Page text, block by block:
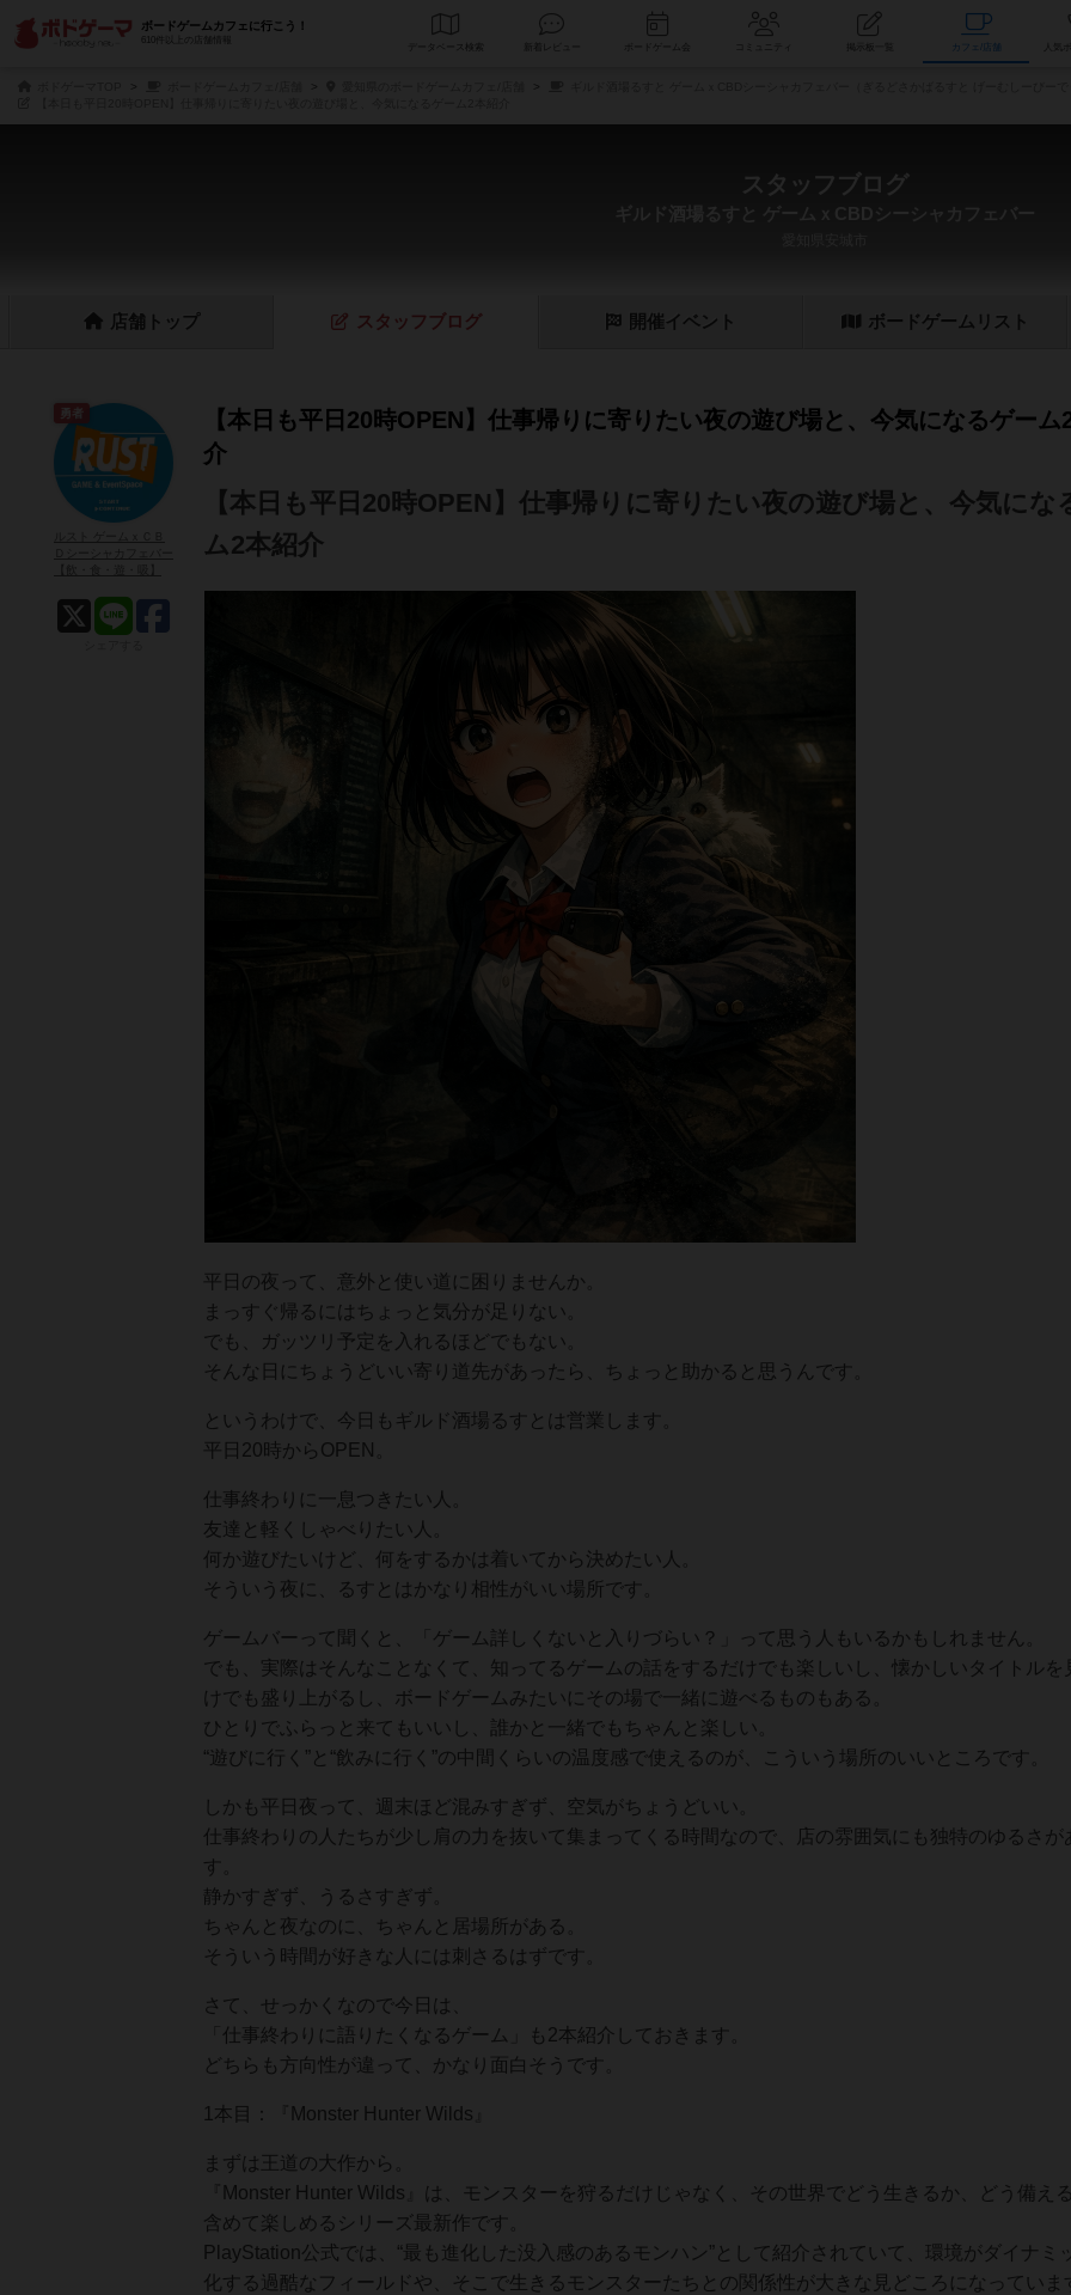
ボードゲームカフェに行こう！
610件以上の店舗情報
データベース コミュニティ 掲示板一覧
スタッフブログ
店舗 トップ スタッフ ブログ 開催イベント ボードゲーム リスト
【本日も平日20時OPEN】仕事帰りに寄りたい夜の遊び場と、今気になるゲーム
介
【本日も平日20時OPEN】仕事帰りに寄りたい夜の遊び場と、今気にな
ム2本紹介
平日の夜って、意外と使い道に困りませんか。
まっすぐ帰るにはちょっと気分が足りない。
でも、ガッツリ予定を入れるほどでもない。
そんな日にちょうどいい寄り道先があったら、ちょっと助かると思うんです。
というわけで、今日もギルド酒場るすとは営業します。
平日20時からOPEN。
仕事終わりに一息つきたい人。
友達と軽くしゃべりたい人。
何か遊びたいけど、何をするかは着いてから決めたい人。
そういう夜に、るすとはかなり相性がいい場所です。
ゲームバーって聞くと、「ゲーム詳しくないと入りづらい？」って思う人もいるかもしれません。
でも、実際はそんなことなくて、知ってるゲームの話をするだけでも楽しいし、懐かしいタイトルを
けでも盛り上がるし、ボードゲームみたいにその場で一緒に遊べるものもある。
ひとりでふらっと来てもいいし、誰かと一緒でもちゃんと楽しい。
“遊びに行く”と“飲みに行く”の中間くらいの温度感で使えるのが、こういう場所のいいところです。
しかも平日夜って、週末ほど混みすぎず、空気がちょうどいい。
仕事終わりの人たちが少し肩の力を抜いて集まってくる時間なので、店の雰囲気にも独特のゆるさが
す。
静かすぎず、うるさすぎず。
ちゃんと夜なのに、ちゃんと居場所がある。
そういう時間が好きな人には刺さるはずです。
さて、せっかくなので今日は、
「仕事終わりに語りたくなるゲーム」も2本紹介しておきます。
どちらも方向性が違って、かなり面白そうです。
1本目：『Monster Hunter Wilds』
まずは王道の大作から。
『Monster Hunter Wilds』は、モンスターを狩るだけじゃなく、その世界でどう生きるか、どう備え
含めて楽しめるシリーズ最新作です。
PlayStation公式では、“最も進化した没入感のあるモンハン”として紹介されていて、環境がダイナミ
化する過酷なフィールドや、そこで生きるモンスターたちとの関係性が大きな見どころになっていま
勇者